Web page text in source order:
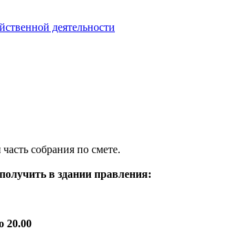
деятельности
часть собрания по смете.
в здании правления:
20.00